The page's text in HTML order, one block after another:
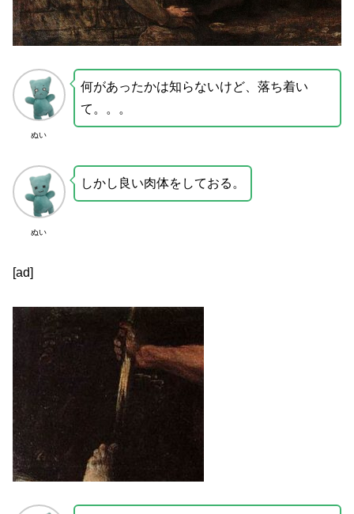
ぬい
何があったかは知らないけど、落ち着い
て。。。
ぬい
しかし良い肉体をしておる。
[ad]